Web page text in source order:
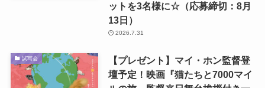
ットを3名様に☆（応募締切：8月
13日）
2026.7.31
試写会
【プレゼント】マイ・ホン監督登
壇予定！映画『猫たちと7000マイ